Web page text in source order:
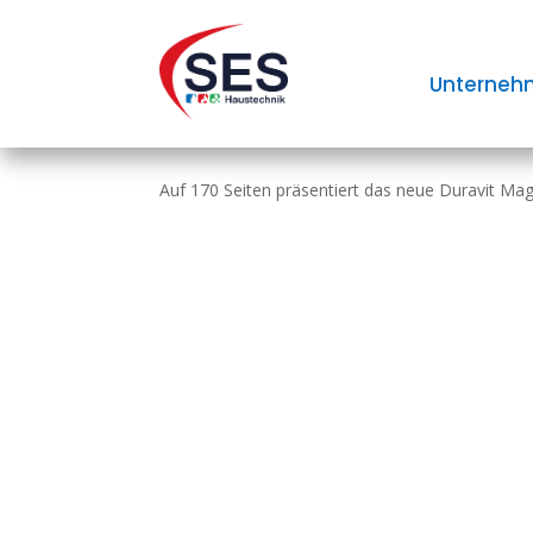
Duravit Magazin:
Bad
Auf 170 Seiten präsentiert das neue ­Duravit